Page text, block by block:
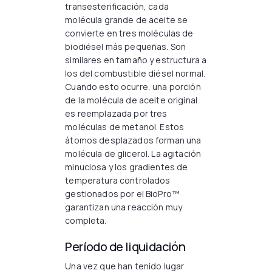
transesterificación, cada
molécula grande de aceite se
convierte en tres moléculas de
biodiésel más pequeñas. Son
similares en tamaño y estructura a
los del combustible diésel normal.
Cuando esto ocurre, una porción
de la molécula de aceite original
es reemplazada por tres
moléculas de metanol. Estos
átomos desplazados forman una
molécula de glicerol. La agitación
minuciosa y los gradientes de
temperatura controlados
gestionados por el BioPro™
garantizan una reacción muy
completa.
Período de liquidación
Una vez que han tenido lugar